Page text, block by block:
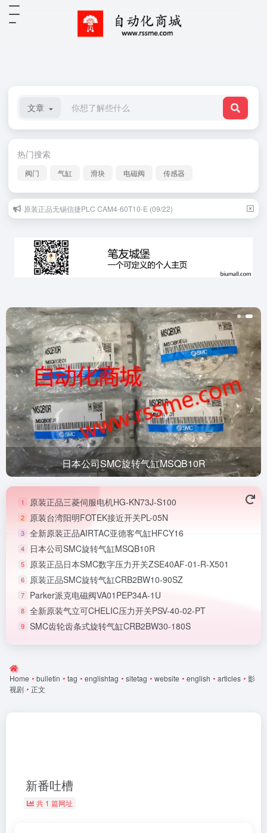
文章
热门搜索
阀门 气缸 滑块 电磁阀 传感器
原装正品无锡信捷PLC CAM4-60T10-E (09/22)
日本公司SMC旋转气缸MSQB10R
1 原装正品三菱伺服电机HG-KN73J-S100
2 原装台湾阳明FOTEK接近开关PL-05N
3 全新原装正品AIRTAC亚德客气缸HFCY16
4 日本公司SMC旋转气缸MSQB10R
5 原装正品日本SMC数字压力开关ZSE40AF-01-R-X501
6 原装正品SMC旋转气缸CRB2BW10-90SZ
7 Parker派克电磁阀VA01PEP34A-1U
8 全新原装气立可CHELIC压力开关PSV-40-02-PT
9 SMC齿轮齿条式旋转气缸CRB2BW30-180S
Home • bulletin • tag • englishtag • sitetag • website • english • articles • 影
视剧 • 正文
新番吐槽
共 1 篇网址